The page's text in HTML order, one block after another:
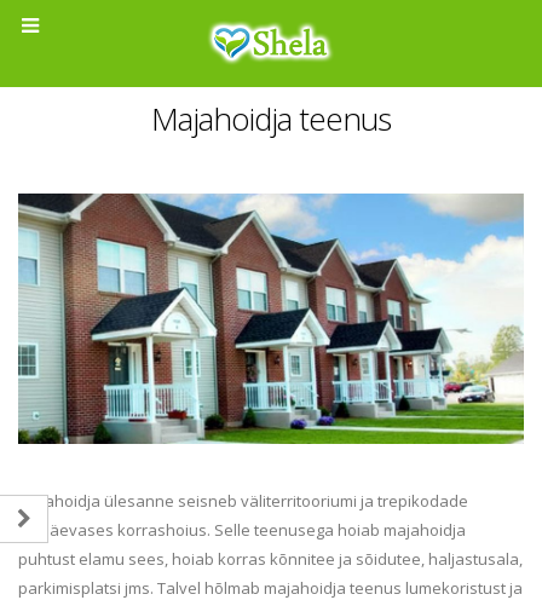
Majahoidja teenus
Majahoidja ülesanne seisneb väliterritooriumi ja trepikodade
igapäevases korrashoius. Selle teenusega hoiab majahoidja
puhtust elamu sees, hoiab korras kõnnitee ja sõidutee, haljastusala,
parkimisplatsi jms. Talvel hõlmab majahoidja teenus lumekoristust ja